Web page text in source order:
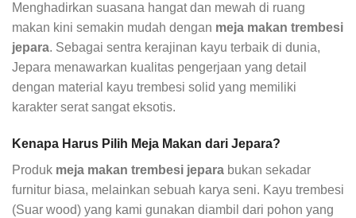
Menghadirkan suasana hangat dan mewah di ruang
makan kini semakin mudah dengan meja makan trembesi
jepara. Sebagai sentra kerajinan kayu terbaik di dunia,
Jepara menawarkan kualitas pengerjaan yang detail
dengan material kayu trembesi solid yang memiliki
karakter serat sangat eksotis.
Kenapa Harus Pilih Meja Makan dari Jepara?
Produk meja makan trembesi jepara bukan sekadar
furnitur biasa, melainkan sebuah karya seni. Kayu trembesi
(Suar wood) yang kami gunakan diambil dari pohon yang